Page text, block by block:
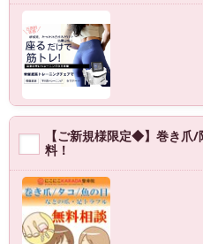
【ご新規様限定◆】巻き爪
料！